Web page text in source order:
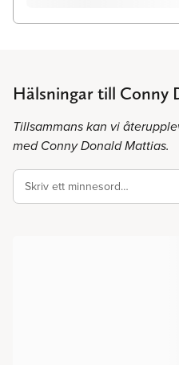
Hälsningar till Conny
Tillsammans kan vi
med Conny Donald Mattias.
Skriv ett minnesord…